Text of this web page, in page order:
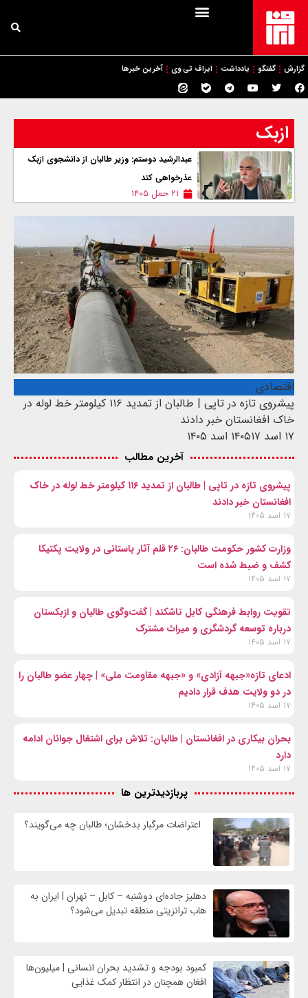
گزارش گفتگو یادداشت ایراف تی وی آخرین خبرها
ازبک
عبدالرشید دوستم: وزیر طالبان از دانشجوی ازبک
عذرخواهی کند
۲۱ حمل ۱۴۰۵
اقتصادی
پیشروی تازه در تاپی | طالبان از تمدید ۱۱۶ کیلومتر خط لوله در
خاک افغانستان خبر دادند
۱۷ اسد ۱۴۰۵
۱۷ اسد ۱۴۰۵
آخرین مطالب
پیشروی تازه در تاپی | طالبان از تمدید ۱۱۶ کیلومتر خط لوله در خاک
افغانستان خبر دادند
۱۷ اسد ۱۴۰۵
وزارت کشور حکومت طالبان: ۲۶ قلم آثار باستانی در ولایت پکتیکا
کشف و ضبط شده است
۱۷ اسد ۱۴۰۵
تقویت روابط فرهنگی کابل تاشکند | گفت‌وگوی طالبان و ازبکستان
درباره توسعه گردشگری و میراث مشترک
۱۷ اسد ۱۴۰۵
ادعای تازه«جبهه آزادی» و «جبهه مقاومت ملی» | چهار عضو طالبان را
در دو ولایت هدف قرار دادیم
۱۷ اسد ۱۴۰۵
بحران بیکاری در افغانستان | طالبان: تلاش برای اشتغال جوانان ادامه
دارد
۱۷ اسد ۱۴۰۵
پربازدیدترین ها
اعتراضات مرگبار بدخشان؛ طالبان چه می‌گویند؟
دهلیز جاده‌ای دوشنبه – کابل – تهران | ایران به
هاب ترانزیتی منطقه تبدیل می‌شود؟
کمبود بودجه و تشدید بحران انسانی | میلیون‌ها
افغان همچنان در انتظار کمک غذایی